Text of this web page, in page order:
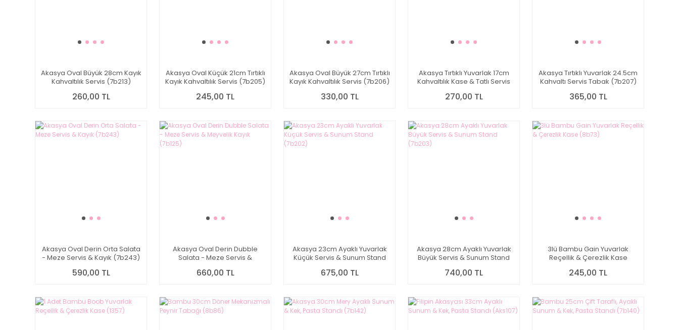
Akasya Oval Büyük 28cm Kayık
Kahvaltılık Servis (7b213)
260,00 TL
Akasya Oval Küçük 21cm Tırtıklı
Kayık Kahvaltılık Servis (7b205)
245,00 TL
Akasya Oval Büyük 27cm Tırtıklı
Kayık Kahvaltılık Servis (7b206)
330,00 TL
Akasya Tırtıklı Yuvarlak 17cm
Kahvaltılık Kase & Tatlı Servis
270,00 TL
Akasya Tırtıklı Yuvarlak 24.5cm
Kahvaltı Servis Tabak (7b207)
365,00 TL
Akasya Oval Derin Orta Salata
- Meze Servis & Kayık (7b243)
590,00 TL
Akasya Oval Derin Dubble
Salata - Meze Servis &
660,00 TL
Akasya 23cm Ayaklı Yuvarlak
Küçük Servis & Sunum Stand
675,00 TL
Akasya 28cm Ayaklı Yuvarlak
Büyük Servis & Sunum Stand
740,00 TL
3lü Bambu Gain Yuvarlak
Reçellik & Çerezlik Kase
245,00 TL